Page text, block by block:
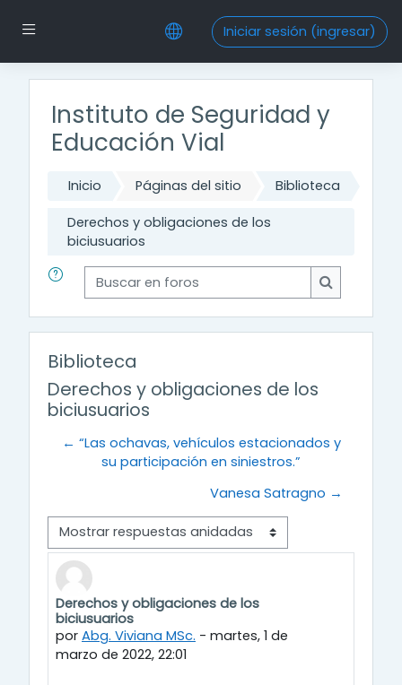
Pánel lateral Iniciar sesión (ingresar)
Instituto de Seguridad y
Educación Vial
Inicio Páginas del sitio Biblioteca
Derechos y obligaciones de los
biciusuarios
Buscar en foros
Buscar en
Biblioteca
Derechos y obligaciones de los
biciusuarios
← “Las ochavas, vehículos estacionados y
su participación en siniestros.”
Vanesa Satragno →
Modo de visualización
Derechos y obligaciones de los
biciusuarios
por Abg. Viviana MSc. - martes, 1 de
marzo de 2022, 22:01
Número de respuestas: 0